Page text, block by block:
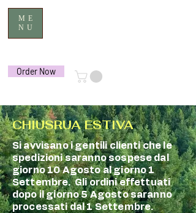
ME
NU
Order Now
CHIUSRUA ESTIVA
Si avvisano i gentili clienti che le
spedizioni saranno sospese dal
giorno 10 Agosto al giorno 1
Settembre. Gli ordini effettuati
dopo il giorno 5 Agosto saranno
processati dal 1 Settembre.